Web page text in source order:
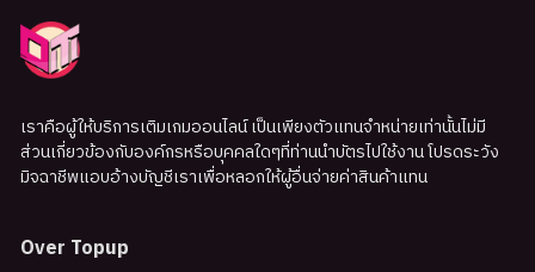
เราคือผู้ให้บริการเติมเกมออนไลน์ เป็นเพียงตัวแทนจำหน่ายเท่านั้นไม่มี
ส่วนเกี่ยวข้องกับองค์กรหรือบุคคลใดๆที่ท่านนำบัตรไปใช้งาน โปรดระวัง
มิจฉาชีพแอบอ้างบัญชีเราเพื่อหลอกให้ผู้อื่นจ่ายค่าสินค้าแทน
Over Topup